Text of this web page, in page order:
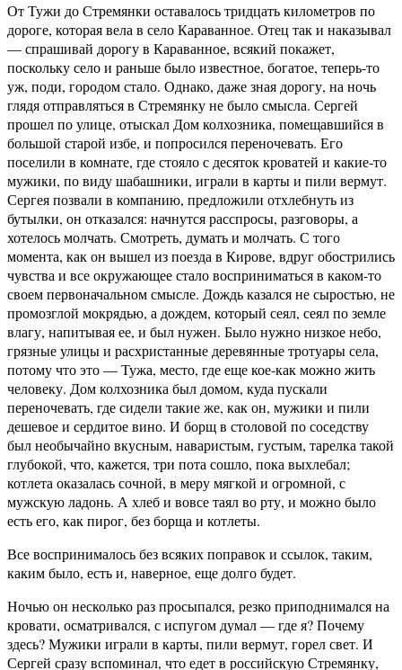
От Тужи до Стремянки оставалось тридцать километров по
дороге, которая вела в село Караванное. Отец так и наказывал
— спрашивай дорогу в Караванное, всякий покажет,
поскольку село и раньше было известное, богатое, теперь-то
уж, поди, городом стало. Однако, даже зная дорогу, на ночь
глядя отправляться в Стремянку не было смысла. Сергей
прошел по улице, отыскал Дом колхозника, помещавшийся в
большой старой избе, и попросился переночевать. Его
поселили в комнате, где стояло с десяток кроватей и какие-то
мужики, по виду шабашники, играли в карты и пили вермут.
Сергея позвали в компанию, предложили отхлебнуть из
бутылки, он отказался: начнутся расспросы, разговоры, а
хотелось молчать. Смотреть, думать и молчать. С того
момента, как он вышел из поезда в Кирове, вдруг обострились
чувства и все окружающее стало восприниматься в каком-то
своем первоначальном смысле. Дождь казался не сыростью, не
промозглой мокрядью, а дождем, который сеял, сеял по земле
влагу, напитывая ее, и был нужен. Было нужно низкое небо,
грязные улицы и расхристанные деревянные тротуары села,
потому что это — Тужа, место, где еще кое-как можно жить
человеку. Дом колхозника был домом, куда пускали
переночевать, где сидели такие же, как он, мужики и пили
дешевое и сердитое вино. И борщ в столовой по соседству
был необычайно вкусным, наваристым, густым, тарелка такой
глубокой, что, кажется, три пота сошло, пока выхлебал;
котлета оказалась сочной, в меру мягкой и огромной, с
мужскую ладонь. А хлеб и вовсе таял во рту, и можно было
есть его, как пирог, без борща и котлеты.
Все воспринималось без всяких поправок и ссылок, таким,
каким было, есть и, наверное, еще долго будет.
Ночью он несколько раз просыпался, резко приподнимался на
кровати, осматривался, с испугом думал — где я? Почему
здесь? Мужики играли в карты, пили вермут, горел свет. И
Сергей сразу вспоминал, что едет в российскую Стремянку,